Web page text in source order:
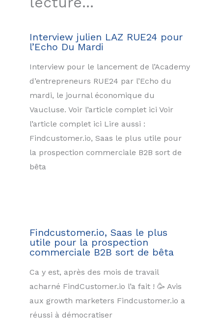
Interview julien LAZ RUE24 pour
l’Echo Du Mardi
Interview pour le lancement de l’Academy
d’entrepreneurs RUE24 par l’Echo du
mardi, le journal économique du
Vaucluse. Voir l’article complet ici Voir
l’article complet ici Lire aussi :
Findcustomer.io, Saas le plus utile pour
la prospection commerciale B2B sort de
bêta
Findcustomer.io, Saas le plus
utile pour la prospection
commerciale B2B sort de bêta
Ca y est, après des mois de travail
acharné FindCustomer.io l’a fait ! 🥳 Avis
aux growth marketers Findcustomer.io a
réussi à démocratiser